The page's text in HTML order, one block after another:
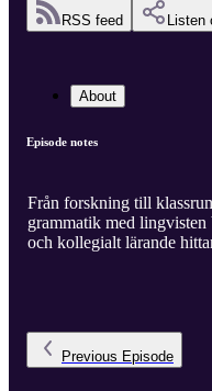
RSS feed Listen
About
Episode notes
Från forskning till
grammatik med
och kollegialt lärande
Previous Episode